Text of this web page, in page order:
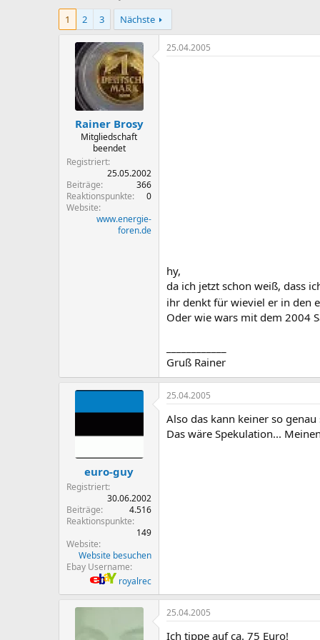
r
t
r
s
t
e
l
l
t
a
m
1
2 3 Nächste
Rainer Brosy
Mitgliedschaft
beendet
Registriert
25.05.2002
Beiträge
366
Reaktionspunkte
0
Website
www.energie-
foren.de
25.04.2005
hy,
da ich jetzt schon weiß, dass
ihr denkt für wieviel er in den
Oder wie wars mit dem 2004
Gruß Rainer
euro-guy
Registriert
30.06.2002
Beiträge
4.516
Reaktionspunkte
149
Website
Website besuchen
Ebay Username
royalrec
25.04.2005
Also das kann keiner so
Das wäre Spekulation...
25.04.2005
Ich tippe auf ca. 75 Euro!